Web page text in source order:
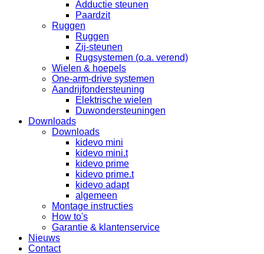
Adductie steunen
Paardzit
Ruggen
Ruggen
Zij-steunen
Rugsystemen (o.a. verend)
Wielen & hoepels
One-arm-drive systemen
Aandrijfondersteuning
Elektrische wielen
Duwondersteuningen
Downloads
Downloads
kidevo mini
kidevo mini.t
kidevo prime
kidevo prime.t
kidevo adapt
algemeen
Montage instructies
How to's
Garantie & klantenservice
Nieuws
Contact